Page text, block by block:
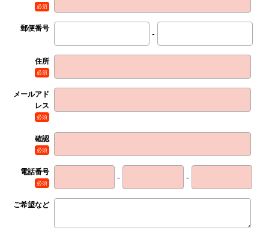
必須
郵便番号
-
住所
必須
メールアド
レス
必須
確認
必須
電話番号
必須
- -
ご希望など